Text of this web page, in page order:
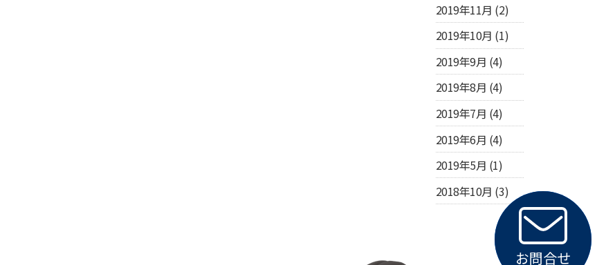
2019年11月 (2)
2019年10月 (1)
2019年9月 (4)
2019年8月 (4)
2019年7月 (4)
2019年6月 (4)
2019年5月 (1)
2018年10月 (3)
お問合せ